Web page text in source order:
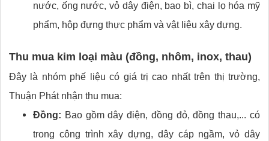
nước, ống nước, vỏ dây điện, bao bì, chai lọ hóa mỹ
phẩm, hộp đựng thực phẩm và vật liệu xây dựng.
Thu mua kim loại màu (đồng, nhôm, inox, thau)
Đây là nhóm phế liệu có giá trị cao nhất trên thị trường,
Thuận Phát nhận thu mua:
Đồng: Bao gồm dây điện, đồng đỏ, đồng thau,... có
trong công trình xây dựng, dây cáp ngầm, vỏ dây